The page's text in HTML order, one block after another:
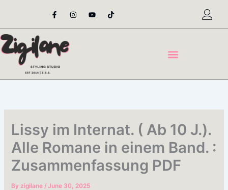
content
F
a
e
o
o
-
I
n
t
Y
o
t
T
i
t
Lissy im Internat. ( Ab 10 J.).
Alle Romane in einem Band. :
Zusammenfassung PDF
Byzigilane/June 30, 2025